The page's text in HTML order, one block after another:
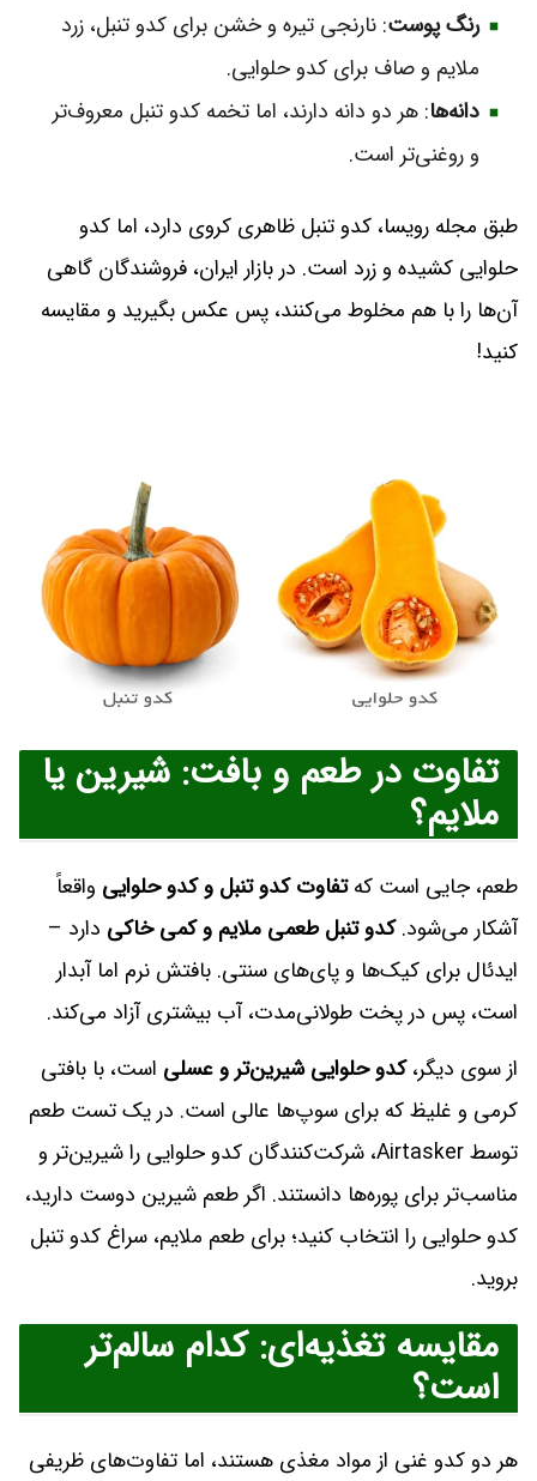
رنگ پوست: نارنجی تیره و خشن برای کدو تنبل، زرد
ملایم و صاف برای کدو حلوایی.
دانه‌ها: هر دو دانه دارند، اما تخمه کدو تنبل معروف‌تر
و روغنی‌تر است.
طبق مجله رویسا، کدو تنبل ظاهری کروی دارد، اما کدو
حلوایی کشیده و زرد است. در بازار ایران، فروشندگان گاهی
آن‌ها را با هم مخلوط می‌کنند، پس عکس بگیرید و مقایسه
کنید!
تفاوت در طعم و بافت: شیرین یا
ملایم؟
طعم، جایی است کهتفاوت کدو تنبل و کدو حلوایی واقعاً
آشکار می‌شود.کدو تنبل طعمی ملایم و کمی خاکی دارد –
ایدئال برای کیک‌ها و پای‌های سنتی. بافتش نرم اما آبدار
است، پس در پخت طولانی‌مدت، آب بیشتری آزاد می‌کند.
از سوی دیگر،کدو حلوایی شیرین‌تر و عسلی است، با بافتی
کرمی و غلیظ که برای سوپ‌ها عالی است. در یک تست طعم
توسط Airtasker، شرکت‌کنندگان کدو حلوایی را شیرین‌تر و
مناسب‌تر برای پوره‌ها دانستند. اگر طعم شیرین دوست دارید،
کدو حلوایی را انتخاب کنید؛ برای طعم ملایم، سراغ کدو تنبل
بروید.
مقایسه تغذیه‌ای: کدام سالم‌تر
است؟
هر دو کدو غنی از مواد مغذی هستند، اما تفاوت‌های ظریفی